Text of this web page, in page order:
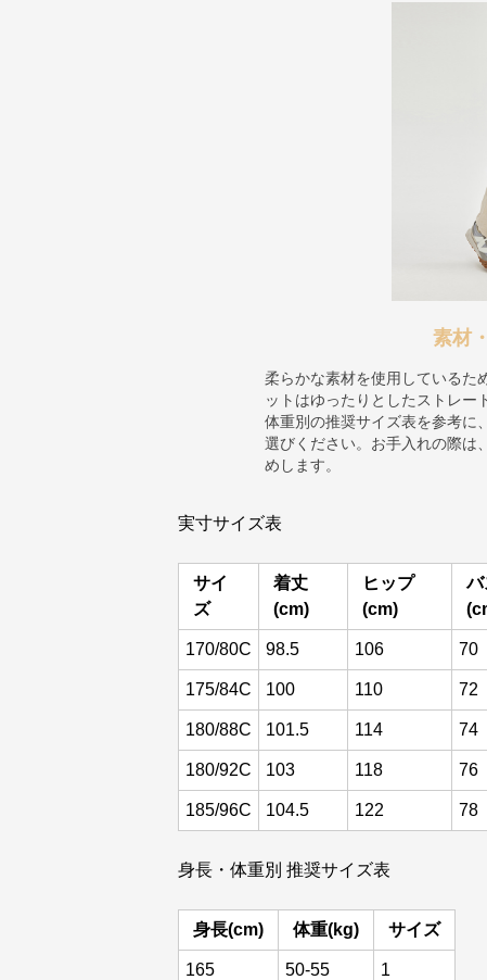
素材
柔らかな素材を使用しているた
ットはゆったりとしたストレー
体重別の推奨サイズ表を参考に
選びください。お手入れの際は
めします。
実寸サイズ表
サイ
ズ
着丈
(cm)
ヒップ
(cm)
バ
170/80C 98.5 106 70
175/84C 100 110 72
180/88C 101.5 114 74
180/92C 103 118 76
185/96C 104.5 122 78
身長・体重別 推奨サイズ表
身長(cm) 体重(kg) サイズ
165 50-55 1